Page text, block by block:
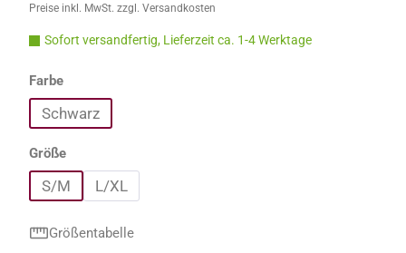
Preise inkl. MwSt. zzgl. Versandkosten
Sofort versandfertig, Lieferzeit ca. 1-4 Werktage
Farbeauswählen
Schwarz
Größeauswählen
S/M L/XL
Größentabelle